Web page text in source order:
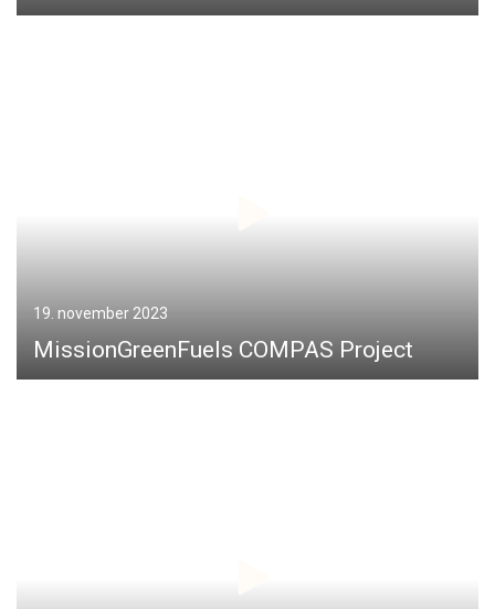
19. november 2023
MissionGreenFuels COMPAS Project